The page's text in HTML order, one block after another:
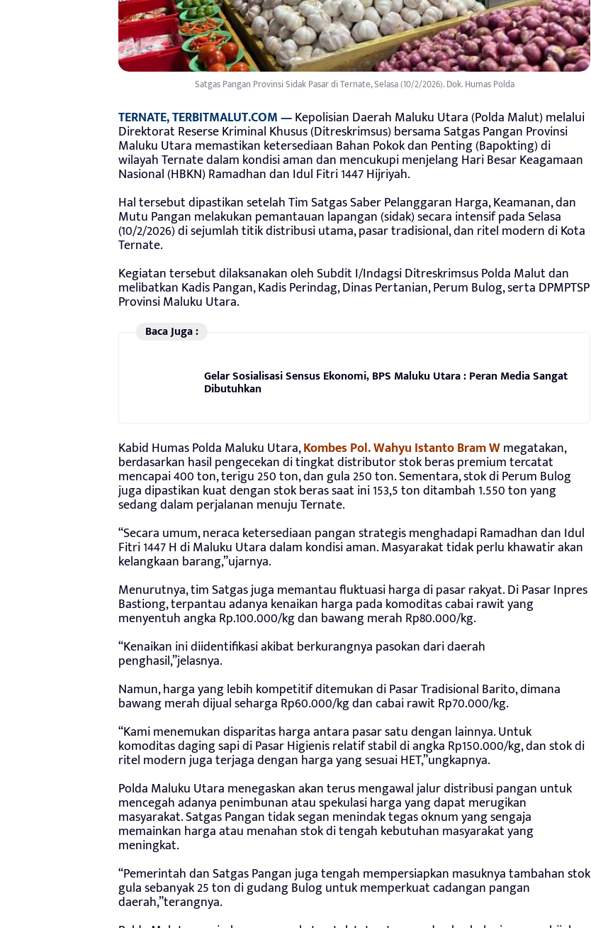
Satgas Pangan Provinsi Sidak Pasar di Ternate, Selasa (10/2/2026). Dok. Humas Polda
TERNATE, TERBITMALUT.COM —Kepolisian Daerah Maluku Utara (Polda Malut) melalui
Direktorat Reserse Kriminal Khusus (Ditreskrimsus) bersama Satgas Pangan Provinsi
Maluku Utara memastikan ketersediaan Bahan Pokok dan Penting (Bapokting) di
wilayah Ternate dalam kondisi aman dan mencukupi menjelang Hari Besar Keagamaan
Nasional (HBKN) Ramadhan dan Idul Fitri 1447 Hijriyah.
Hal tersebut dipastikan setelah Tim Satgas Saber Pelanggaran Harga, Keamanan, dan
Mutu Pangan melakukan pemantauan lapangan (sidak) secara intensif pada Selasa
(10/2/2026) di sejumlah titik distribusi utama, pasar tradisional, dan ritel modern di Kota
Ternate.
Kegiatan tersebut dilaksanakan oleh Subdit I/Indagsi Ditreskrimsus Polda Malut dan
melibatkan Kadis Pangan, Kadis Perindag, Dinas Pertanian, Perum Bulog, serta DPMPTSP
Provinsi Maluku Utara.
Baca Juga :
Gelar Sosialisasi Sensus Ekonomi, BPS Maluku Utara : Peran Media Sangat
Dibutuhkan
Kabid Humas Polda Maluku Utara,Kombes Pol. Wahyu Istanto BramWmegatakan,
berdasarkan hasil pengecekan di tingkat distributor stok beras premium tercatat
mencapai 400 ton, terigu 250 ton, dan gula 250 ton. Sementara, stok di Perum Bulog
juga dipastikan kuat dengan stok beras saat ini 153,5 ton ditambah 1.550 ton yang
sedang dalam perjalanan menuju Ternate.
“Secara umum, neraca ketersediaan pangan strategis menghadapi Ramadhan dan Idul
Fitri 1447 H di Maluku Utara dalam kondisi aman. Masyarakat tidak perlu khawatir akan
kelangkaan barang,”ujarnya.
Menurutnya, tim Satgas juga memantau fluktuasi harga di pasar rakyat. Di Pasar Inpres
Bastiong, terpantau adanya kenaikan harga pada komoditas cabai rawit yang
menyentuh angka Rp.100.000/kg dan bawang merah Rp80.000/kg.
“Kenaikan ini diidentifikasi akibat berkurangnya pasokan dari daerah
penghasil,”jelasnya.
Namun, harga yang lebih kompetitif ditemukan di Pasar Tradisional Barito, dimana
bawang merah dijual seharga Rp60.000/kg dan cabai rawit Rp70.000/kg.
“Kami menemukan disparitas harga antara pasar satu dengan lainnya. Untuk
komoditas daging sapi di Pasar Higienis relatif stabil di angka Rp150.000/kg, dan stok di
ritel modern juga terjaga dengan harga yang sesuai HET,”ungkapnya.
Polda Maluku Utara menegaskan akan terus mengawal jalur distribusi pangan untuk
mencegah adanya penimbunan atau spekulasi harga yang dapat merugikan
masyarakat. Satgas Pangan tidak segan menindak tegas oknum yang sengaja
memainkan harga atau menahan stok di tengah kebutuhan masyarakat yang
meningkat.
“Pemerintah dan Satgas Pangan juga tengah mempersiapkan masuknya tambahan stok
gula sebanyak 25 ton di gudang Bulog untuk memperkuat cadangan pangan
daerah,”terangnya.